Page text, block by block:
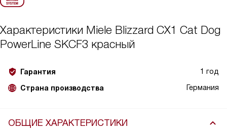
Характеристики Miele Blizzard CX1 Cat Dog
PowerLine SKCF3 красный
Гарантия 1 год
Страна производства Германия
ОБЩИЕ ХАРАКТЕРИСТИКИ